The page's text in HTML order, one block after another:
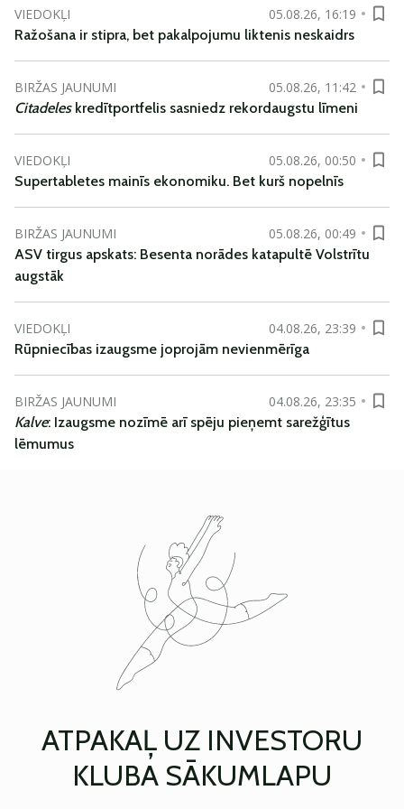
VIEDOKĻI
05.08.26, 16:19
Ražošana ir stipra, bet pakalpojumu liktenis neskaidrs
BIRŽAS JAUNUMI
05.08.26, 11:42
Citadeleskredītportfelis sasniedz rekordaugstu līmeni
VIEDOKĻI
05.08.26, 00:50
Supertabletes mainīs ekonomiku. Bet kurš nopelnīs
BIRŽAS JAUNUMI
05.08.26, 00:49
ASV tirgus apskats: Besenta norādes katapultē Volstrītu
augstāk
VIEDOKĻI
04.08.26, 23:39
Rūpniecības izaugsme joprojām nevienmērīga
BIRŽAS JAUNUMI
04.08.26, 23:35
Kalve: Izaugsme nozīmē arī spēju pieņemt sarežģītus
lēmumus
ATPAKAĻ UZ INVESTORU
KLUBA SĀKUMLAPU